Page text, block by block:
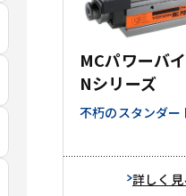
MCパワーバ
Nシリーズ
不朽のスタンダー
詳しく見